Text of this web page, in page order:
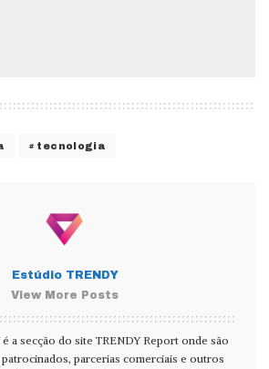
tecnologia
Estúdio TRENDY
View More Posts
a secção do site TRENDY Report onde são
parcerias comerciais e outros